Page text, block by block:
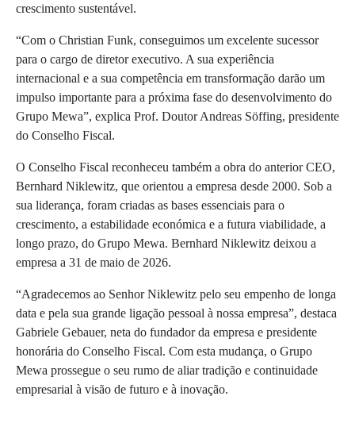
crescimento sustentável.
“Com o Christian Funk, conseguimos um excelente sucessor
para o cargo de diretor executivo. A sua experiência
internacional e a sua competência em transformação darão um
impulso importante para a próxima fase do desenvolvimento do
Grupo Mewa”, explica Prof. Doutor Andreas Söffing, presidente
do Conselho Fiscal.
O Conselho Fiscal reconheceu também a obra do anterior CEO,
Bernhard Niklewitz, que orientou a empresa desde 2000. Sob a
sua liderança, foram criadas as bases essenciais para o
crescimento, a estabilidade económica e a futura viabilidade, a
longo prazo, do Grupo Mewa. Bernhard Niklewitz deixou a
empresa a 31 de maio de 2026.
“Agradecemos ao Senhor Niklewitz pelo seu empenho de longa
data e pela sua grande ligação pessoal à nossa empresa”, destaca
Gabriele Gebauer, neta do fundador da empresa e presidente
honorária do Conselho Fiscal. Com esta mudança, o Grupo
Mewa prossegue o seu rumo de aliar tradição e continuidade
empresarial à visão de futuro e à inovação.